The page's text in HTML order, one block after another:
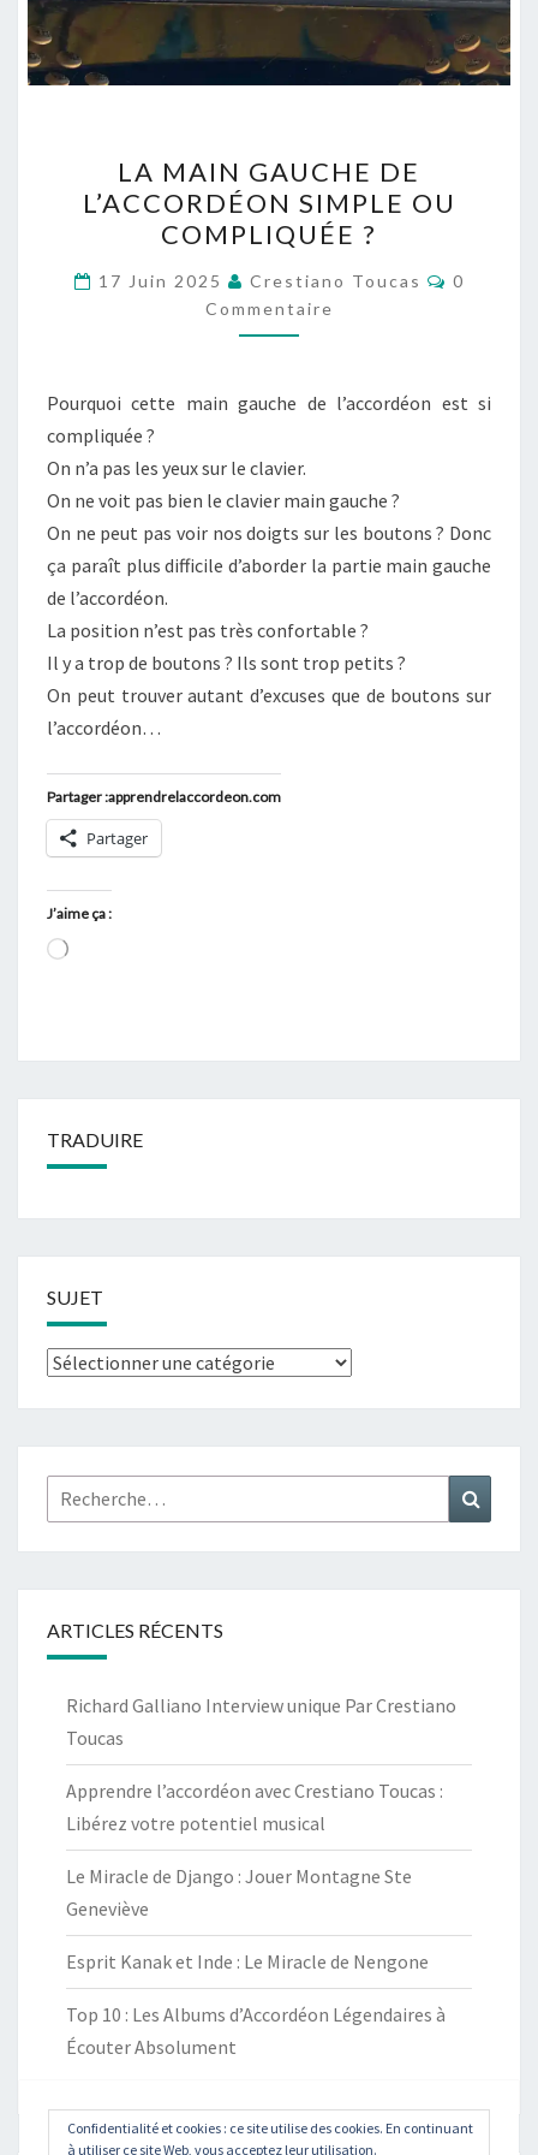
MAIN
GAUCHE
DE
L’ACCORDÉON
SIMPLE
OU
?
LA MAIN GAUCHE DE
L’ACCORDÉON SIMPLE OU
COMPLIQUÉE ?
17 Juin 2025 Crestiano Toucas
0
Commentaire
Pourquoi cette main gauche de l’accordéon est si
compliquée ?
On n’a pas les yeux sur le clavier.
On ne voit pas bien le clavier main gauche ?
On ne peut pas voir nos doigts sur les boutons ? Donc
ça paraît plus difficile d’aborder la partie main gauche
de l’accordéon.
La position n’est pas très confortable ?
Il y a trop de boutons ? Ils sont trop petits ?
On peut trouver autant d’excuses que de boutons sur
l’accordéon…
Partager :apprendrelaccordeon.com
Partager
J’aime ça :
Chargement…
TRADUIRE
SUJET
Sujet
Confidentialité et cookies : ce site utilise des cookies. En continuant
à utiliser ce site Web, vous acceptez leur utilisation.
Rechercher :
ARTICLES RÉCENTS
Richard Galliano Interview unique Par Crestiano
Toucas
Apprendre l’accordéon avec Crestiano Toucas :
Libérez votre potentiel musical
Le Miracle de Django : Jouer Montagne Ste
Geneviève
Esprit Kanak et Inde : Le Miracle de Nengone
Top 10 : Les Albums d’Accordéon Légendaires à
Écouter Absolument